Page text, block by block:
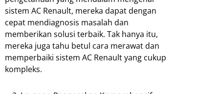
sistem AC Renault, mereka dapat dengan
cepat mendiagnosis masalah dan
memberikan solusi terbaik. Tak hanya itu,
mereka juga tahu betul cara merawat dan
memperbaiki sistem AC Renault yang cukup
kompleks.